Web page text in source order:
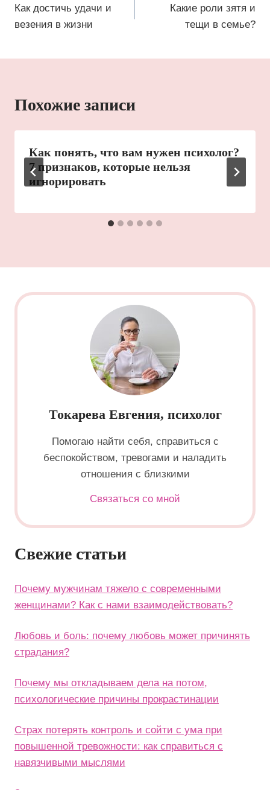
по
записям
Как достичь удачи и
везения в жизни
Какие роли зятя и
тещи в семье?
Похожие записи
Как понять, что вам нужен психолог?
7 признаков, которые нельзя
игнорировать
Токарева Евгения, психолог
Помогаю найти себя, справиться с
беспокойством, тревогами и наладить
отношения с близкими
Связаться со мной
Свежие статьи
Почему мужчинам тяжело с современными
женщинами? Как с нами взаимодействовать?
Любовь и боль: почему любовь может причинять
страдания?
Почему мы откладываем дела на потом,
психологические причины прокрастинации
Страх потерять контроль и сойти с ума при
повышенной тревожности: как справиться с
навязчивыми мыслями